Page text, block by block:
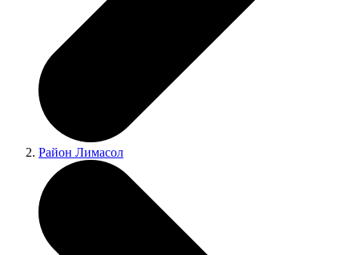
Район Лимасол